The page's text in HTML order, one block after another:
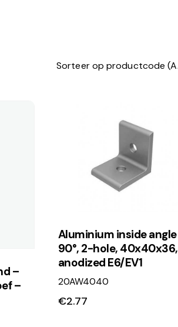
–
–
Aluminium inside angle
90°, 2-hole, 40x40x36,
anodized E6/EV1
20AW4040
€2.77